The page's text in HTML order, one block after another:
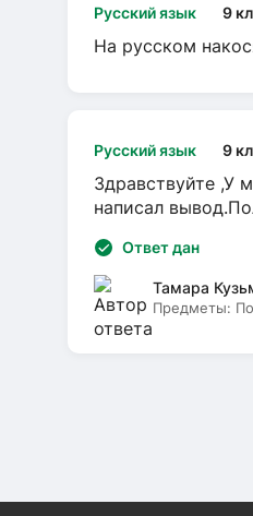
Русский язык 9
На русском
Русский язык 9
Здравствуйте ,У
написал
Ответ дан
Тамара
Предметы: